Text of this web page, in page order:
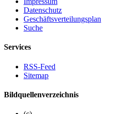
Datenschutz
Geschäftsverteilungsplan
Suche
Services
RSS-Feed
Sitemap
Bildquellenverzeichnis